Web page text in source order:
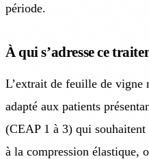
période.
À qui s’adresse ce
L’extrait de feuille de vigne
adapté aux patients
(CEAP 1 à 3) qui
à la compression élastique,